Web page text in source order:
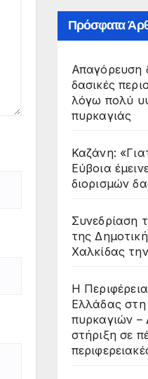
Πρόσφατα
Απαγόρευση
δασικές
λόγω πολύ
πυρκαγιάς
Καζάνη:
Εύβοια
διορισμών
Συνεδρίαση
της
Χαλκίδας
Η
Ελλάδας
πυρκαγιών –
στήριξη σε